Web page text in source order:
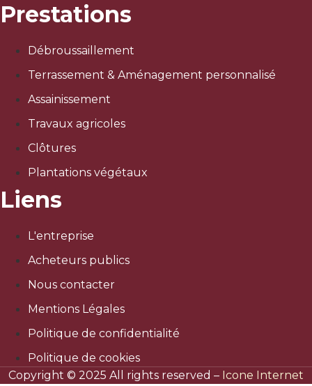
Prestations
Débroussaillement
Terrassement & Aménagement personnalisé
Assainissement
Travaux agricoles
Clôtures
Plantations végétaux
Liens
L'entreprise
Acheteurs publics
Nous contacter
Mentions Légales
Politique de confidentialité
Politique de cookies
Copyright © 2025 All rights reserved – Icone Internet